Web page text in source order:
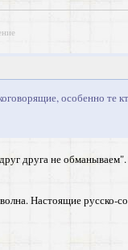
особенно
друг друга не
Настоящие